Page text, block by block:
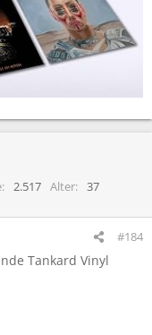
2.517 Alter
37
#184
Tankard Vinyl